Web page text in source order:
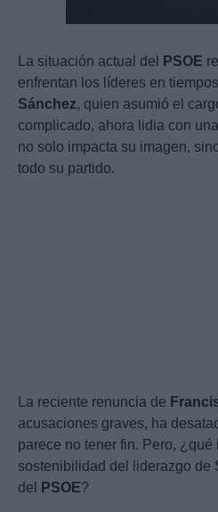
La situación actual del PSOE
enfrentan los líderes en
Sánchez, quien asumió el
complicado, ahora lidia con
no solo impacta su imagen,
todo su partido.
La reciente renuncia de
acusaciones graves, ha
parece no tener fin. Pero,
sostenibilidad del liderazgo de
del
PSOE?